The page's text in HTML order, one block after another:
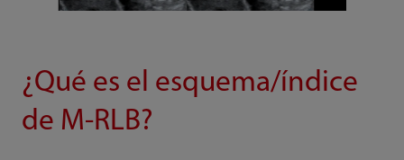
¿Qué es el esquema/índice
de M-RLB?